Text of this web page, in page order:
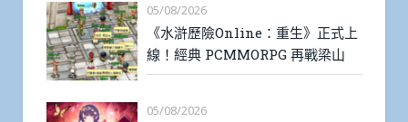
05/08/2026
《水滸歷險Online：重生》正式上
線！經典 PCMMORPG 再戰梁山
05/08/2026